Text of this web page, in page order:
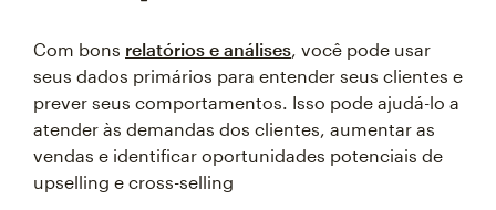
Com bons relatórios e análises, você pode usar
seus dados primários para entender seus clientes e
prever seus comportamentos. Isso pode ajudá-lo a
atender às demandas dos clientes, aumentar as
vendas e identificar oportunidades potenciais de
upselling e cross-selling